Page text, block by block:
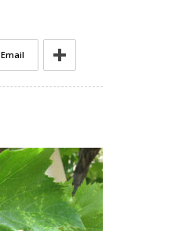
Email